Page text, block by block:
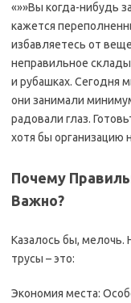
«»»Вы когда-нибудь
кажется
избавляетесь от
неправильное
и рубашках. Сегодня
они занимали
радовали глаз.
хотя бы организацию
Почему
Важно?
Казалось бы, мелочь.
трусы – это:
Экономия места: